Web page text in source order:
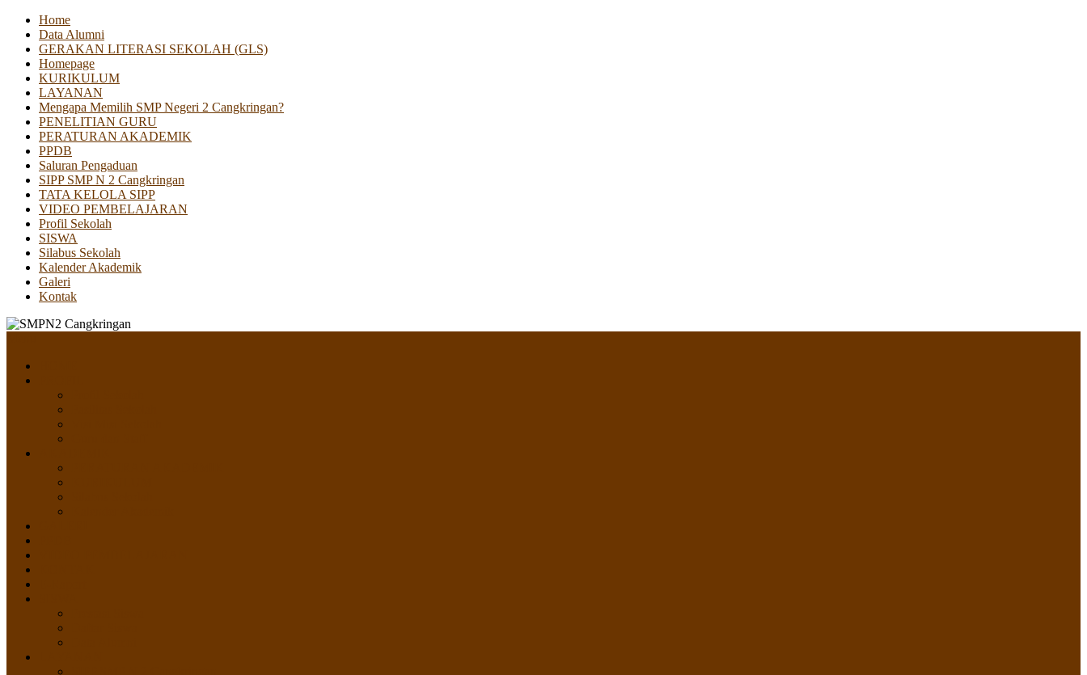
Home
Data Alumni
GERAKAN LITERASI SEKOLAH (GLS)
Homepage
KURIKULUM
LAYANAN
Mengapa Memilih SMP Negeri 2 Cangkringan?
PENELITIAN GURU
PERATURAN AKADEMIK
PPDB
Saluran Pengaduan
SIPP SMP N 2 Cangkringan
TATA KELOLA SIPP
VIDEO PEMBELAJARAN
Profil Sekolah
SISWA
Silabus Sekolah
Kalender Akademik
Galeri
Kontak